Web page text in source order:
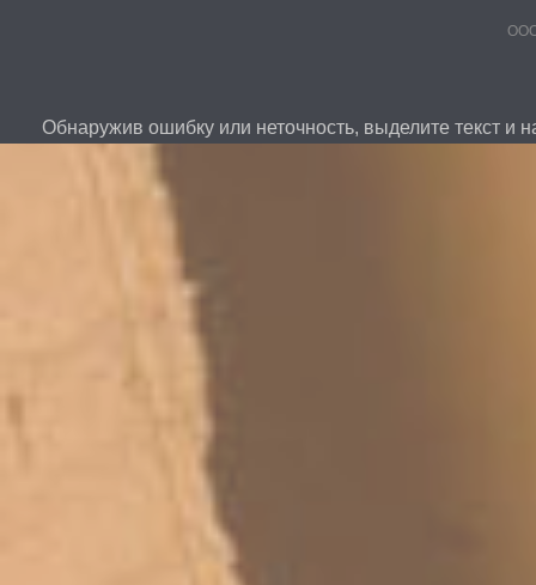
ООО
Обнаружив ошибку или неточность, выделите текст и